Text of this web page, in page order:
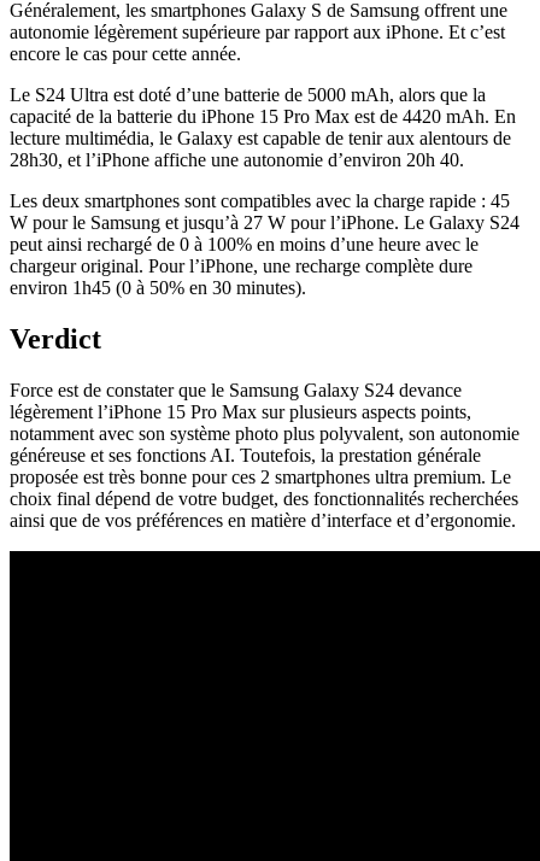
Généralement, les smartphones Galaxy S de Samsung offrent une
autonomie légèrement supérieure par rapport aux iPhone. Et c’est
encore le cas pour cette année.
Le S24 Ultra est doté d’une batterie de 5000 mAh, alors que la
capacité de la batterie du iPhone 15 Pro Max est de 4420 mAh. En
lecture multimédia, le Galaxy est capable de tenir aux alentours de
28h30, et l’iPhone affiche une autonomie d’environ 20h 40.
Les deux smartphones sont compatibles avec la charge rapide : 45
W pour le Samsung et jusqu’à 27 W pour l’iPhone. Le Galaxy S24
peut ainsi rechargé de 0 à 100% en moins d’une heure avec le
chargeur original. Pour l’iPhone, une recharge complète dure
environ 1h45 (0 à 50% en 30 minutes).
Verdict
Force est de constater que le Samsung Galaxy S24 devance
légèrement l’iPhone 15 Pro Max sur plusieurs aspects points,
notamment avec son système photo plus polyvalent, son autonomie
généreuse et ses fonctions AI. Toutefois, la prestation générale
proposée est très bonne pour ces 2 smartphones ultra premium. Le
choix final dépend de votre budget, des fonctionnalités recherchées
ainsi que de vos préférences en matière d’interface et d’ergonomie.